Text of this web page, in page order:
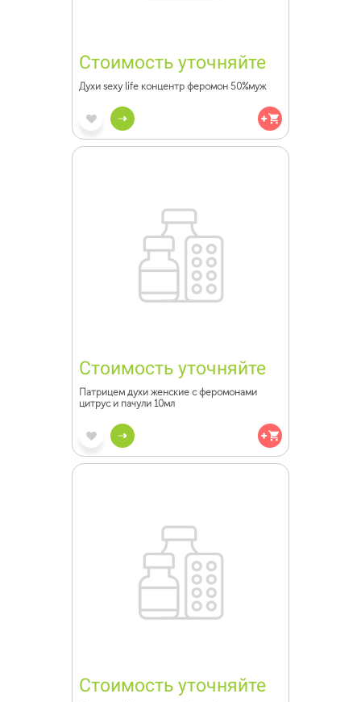
Стоимость уточняйте
Духи sexy life концентр феромон 50%муж
Стоимость уточняйте
Патрицем духи женские с феромонами
цитрус и пачули 10мл
Стоимость уточняйте